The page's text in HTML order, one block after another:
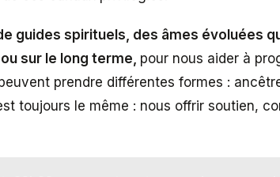
guides spirituels, des âmes évoluées
sur le long terme, pour nous aider à
prendre différentes formes :
toujours le même : nous offrir soutien,